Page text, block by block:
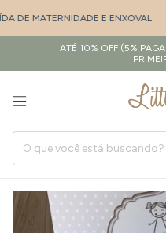
MATERNIDADE E ENXOVAL
ATÉ 10% OFF (5%